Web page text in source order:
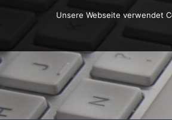
Unsere Webseite verwendet